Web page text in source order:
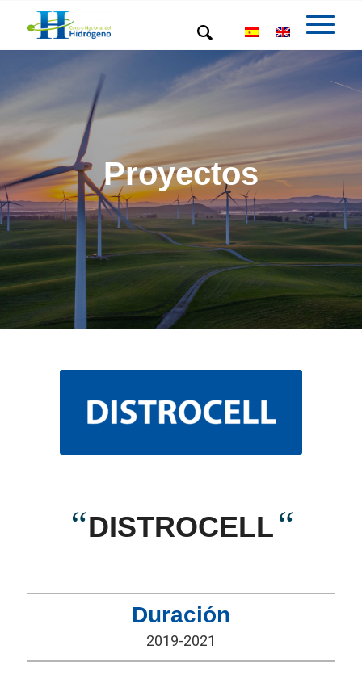
Proyectos
“DISTROCELL“
Duración
2019-2021